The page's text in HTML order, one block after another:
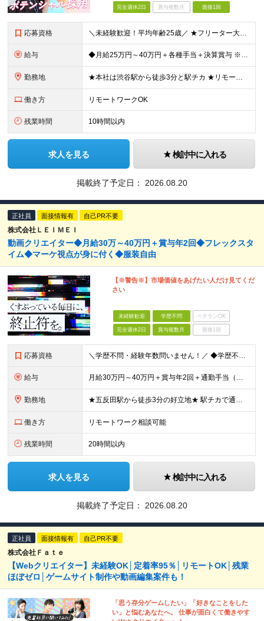
完全週休2日 賞与複数月 面接1回
応募資格 ＼未経験歓迎！平均年齢25歳／ ★フリーター大歓迎 ★第二新卒歓迎 ★学歴不問 ＼100％ポテンシャル採用を実施！／ マーケティングの知識や特別なスキルは一切問いません。 実際、今活躍している先輩も
給与 ◆月給25万円～40万円＋各種手当＋決算賞与 ※経験・能力を考慮の上、決定します。 ※上記金額には固定残業代（22時間分／3万5200円～）を含む。 超過分は別途全額支給。 ★残業は社員平均月10
勤務地 ★本社は渋谷駅から徒歩3分と駅チカ ★リモートワークOK！ ★転勤はありません ★U・Iターン歓迎！ 【本社】 東京都渋谷区渋谷3-6-3 渋谷363清水ビル7F (変更の範囲)上記を除く当社関連
働き方 リモートワークOK
残業時間 10時間以内
求人を見る 検討中に入れる
掲載終了予定日： 2026.08.20
正社員 面接情報有 自己PR不要
株式会社ＬＥＩＭＥＩ
動画クリエイター◆月給30万～40万円＋賞与年2回◆フレックスタ
イム◆マーケ視点が身に付く◆服装自由
【※警告※】市場価値をあげたい人だけ見てくだ
さい
未経験歓迎 学歴不問 ベテランOK
完全週休2日 賞与複数月 面接1回
応募資格 ＼学歴不問・経験年数問いません！／ ◆学歴不問 ◆Adobe Premiere Proを使用した実務経験 ┗フリーランスOK ┗動画ジャンル不問 成長途中の当社には、役職や年次に関係なく 誰も
給与 月給30万円～40万円＋賞与年2回＋通勤手当（上限月2万円） ※固定残業代（月30時間分・5万7,000円～7万6,000円）を含みます ※超過分は別途支給します ※経験により給与を決定いたします
勤務地 ★五反田駅から徒歩3分の好立地★ 駅チカで通勤に便利です♪ 東京都品川区西五反田1-29-3 五反田シティハイツ901 （変更の範囲）上記を除く当社関連勤務地
働き方 リモートワーク相談可能
残業時間 20時間以内
求人を見る 検討中に入れる
掲載終了予定日： 2026.08.20
正社員 面接情報有 自己PR不要
株式会社Ｆａｔｅ
【Webクリエイター】未経験OK│定着率95％│リモートOK│残業
ほぼゼロ│ゲームサイト制作や動画編集案件も！
「思う存分ゲームしたい」「好きなことをした
い」と悩むあなたへ。 仕事が面白くて働きやす